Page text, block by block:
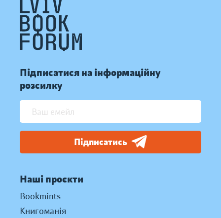
Підписатися на інформаційну
розсилку
Підписатись
Наші проєкти
Bookmints
Книгоманія